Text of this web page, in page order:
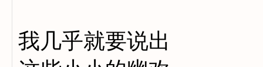
我几乎就要说出